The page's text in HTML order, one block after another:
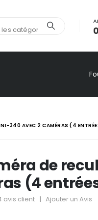
les catégories
340 AVEC 2 CAMÉRAS (4
de
(4
avis client | Ajouter un Avis